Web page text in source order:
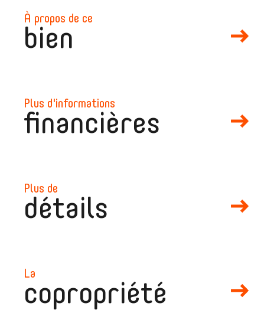
à propos de ce
bien
plus d'informations
financières
plus de
détails
la
copropriété